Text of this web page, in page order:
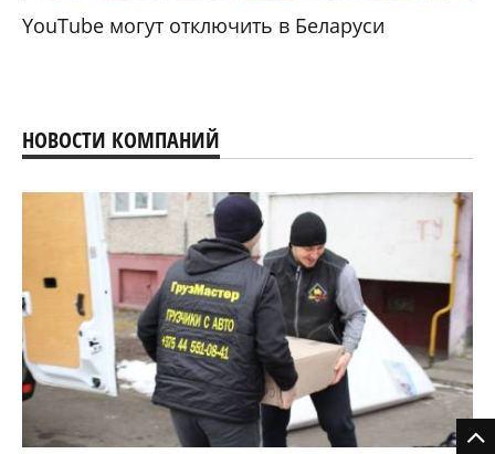
YouTube могут отключить в Беларуси
НОВОСТИ КОМПАНИЙ